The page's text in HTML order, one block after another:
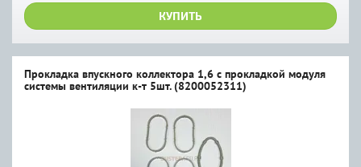
КУПИТЬ
Прокладка впускного коллектора 1,6 с прокладкой модуля
системы вентиляции к-т 5шт. (8200052311)